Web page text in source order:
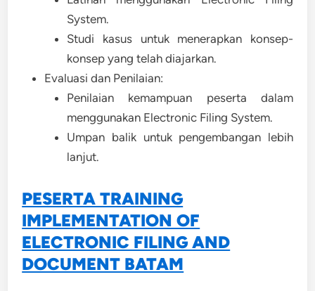
System.
Studi kasus untuk menerapkan konsep-
konsep yang telah diajarkan.
Evaluasi dan Penilaian:
Penilaian kemampuan peserta dalam
menggunakan Electronic Filing System.
Umpan balik untuk pengembangan lebih
lanjut.
PESERTA TRAINING
IMPLEMENTATION OF
ELECTRONIC FILING AND
DOCUMENT BATAM